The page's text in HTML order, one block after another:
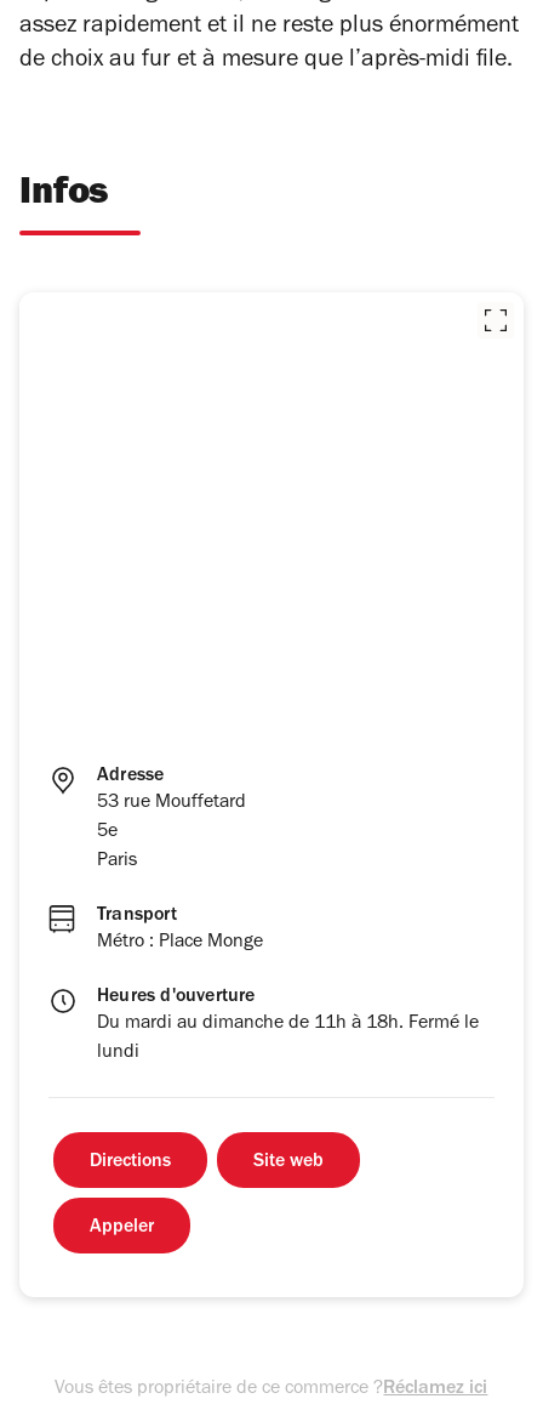
assez rapidement et il ne reste plus énormément
de choix au fur et à mesure que l’après-midi file.
Infos
Adresse
53 rue Mouffetard
5e
Paris
Transport
Métro : Place Monge
Heures d'ouverture
Du mardi au dimanche de 11h à 18h. Fermé le
lundi
Directions Site web
Appeler
Vous êtes propriétaire de ce commerce ?Réclamez ici